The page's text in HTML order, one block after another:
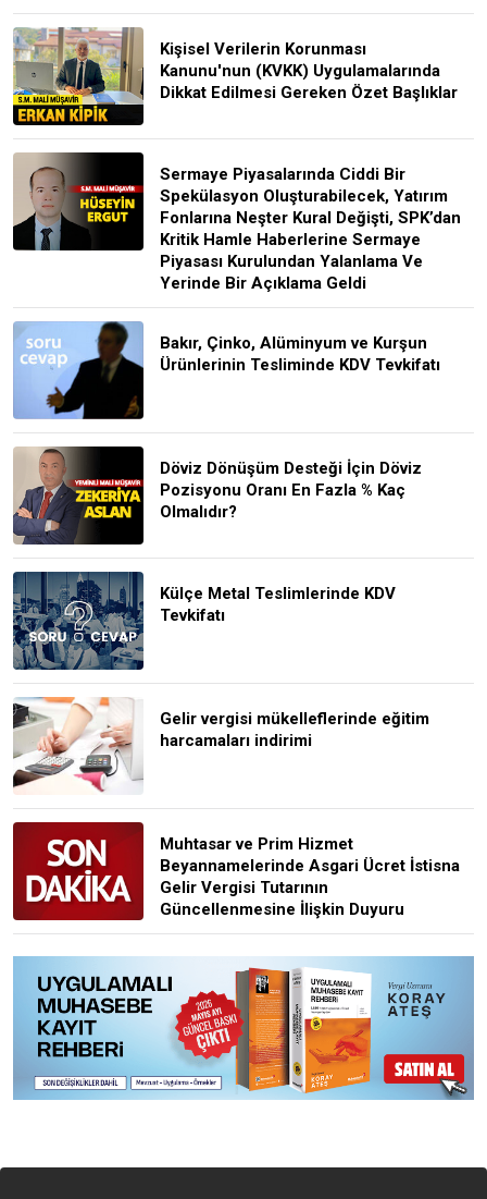
Kişisel Verilerin Korunması
Kanunu'nun (KVKK) Uygulamalarında
Dikkat Edilmesi Gereken Özet Başlıklar
Sermaye Piyasalarında Ciddi Bir
Spekülasyon Oluşturabilecek, Yatırım
Fonlarına Neşter Kural Değişti, SPK’dan
Kritik Hamle Haberlerine Sermaye
Piyasası Kurulundan Yalanlama Ve
Yerinde Bir Açıklama Geldi
Bakır, Çinko, Alüminyum ve Kurşun
Ürünlerinin Tesliminde KDV Tevkifatı
Döviz Dönüşüm Desteği İçin Döviz
Pozisyonu Oranı En Fazla % Kaç
Olmalıdır?
Külçe Metal Teslimlerinde KDV
Tevkifatı
Gelir vergisi mükelleflerinde eğitim
harcamaları indirimi
Muhtasar ve Prim Hizmet
Beyannamelerinde Asgari Ücret İstisna
Gelir Vergisi Tutarının
Güncellenmesine İlişkin Duyuru